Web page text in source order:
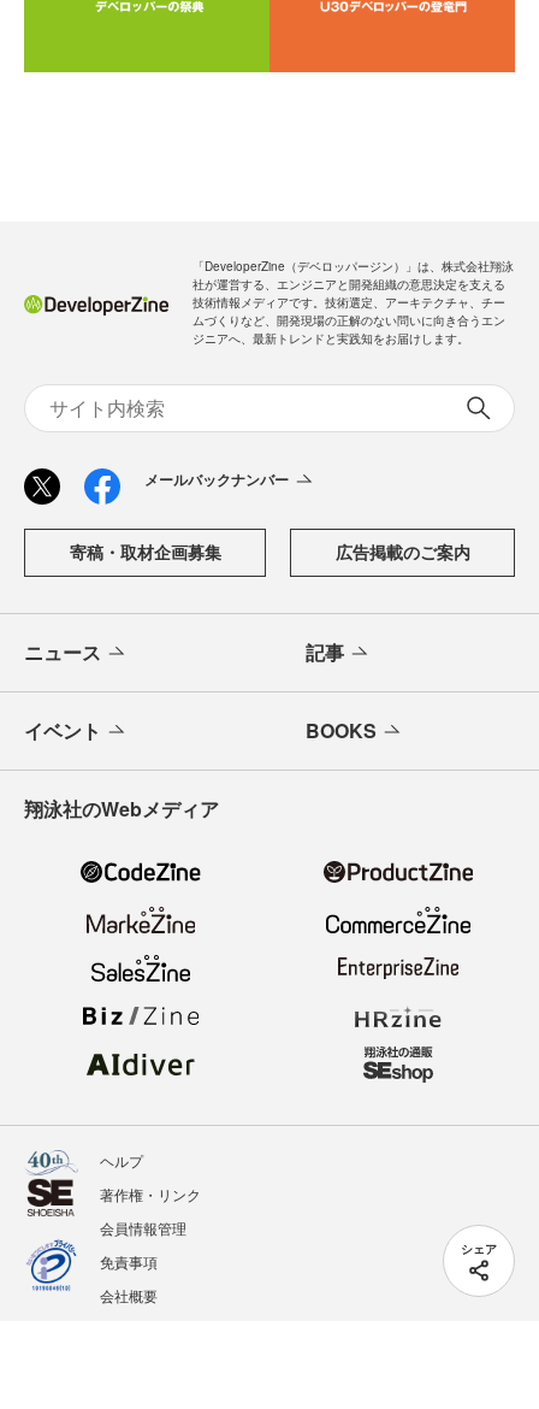
シェア
「DeveloperZine（デベロッパージン）」は、株式会社翔泳
社が運営する、エンジニアと開発組織の意思決定を支える
技術情報メディアです。技術選定、アーキテクチャ、チー
ムづくりなど、開発現場の正解のない問いに向き合うエン
ジニアへ、最新トレンドと実践知をお届けします。
メールバックナンバー
寄稿・取材企画募集 広告掲載のご案内
ニュース 記事
イベント BOOKS
翔泳社のWebメディア
ヘルプ
著作権・リンク
会員情報管理
免責事項
会社概要